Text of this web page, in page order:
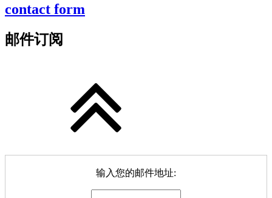
contact form
邮件订阅
输入您的邮件地址: